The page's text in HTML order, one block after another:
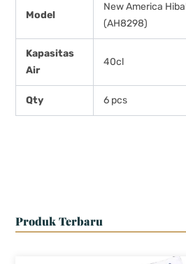
Model
New America
(AH8298)
Kapasitas
Air
40cl
Qty 6 pcs
Produk Terbaru